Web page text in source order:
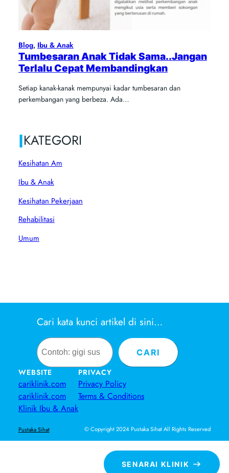
SENARAI KLINIK
Blog, Ibu & Anak
Tumbesaran Anak Tidak Sama..Jangan
Terlalu Cepat Membandingkan
Setiap kanak-kanak mempunyai kadar tumbesaran dan
perkembangan yang berbeza. Ada…
|KATEGORI
Kesihatan Am
Ibu & Anak
Kesihatan Pekerjaan
Rehabilitasi
Umum
Cari kata kunci artikel di sini…
Search
CARI
WEBSITE
cariklinik.com
cariklinik.com
Klinik Ibu & Anak
PRIVACY
Privacy Policy
Terms & Conditions
Pustaka Sihat © Copyright 2024 Pustaka Sihat All Rights Reserved